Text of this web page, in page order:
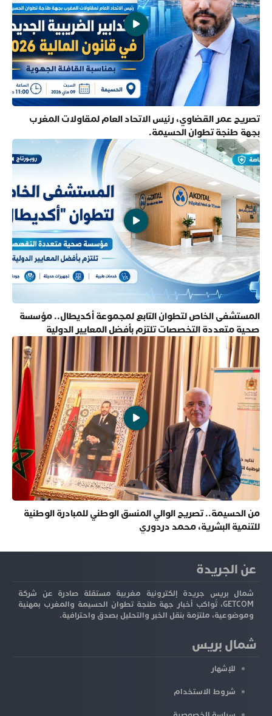
تصريح عمر القضاوي، رئيس الاتحاد العام لمقاولات المغرب
بجهة طنجة تطوان الحسيمة.
المستشفى الخاص لتطوان التابع لمجموعة أكديطال.. مؤسسة
صحية متعددة التخصصات تلتزم بأفضل المعايير الدولية
من الحسيمة.. تصريح الوالي المنسق الوطني للمبادرة الوطنية
للتنمية البشرية، محمد دردوري
عن الجريدة
شمال بريس جريدة إلكترونية مغربية مستقلة صادرة عن شركة
GETCOM، تُواكب أخبار جهة طنجة تطوان الحسيمة والمغرب بمهنية
وموضوعية، ملتزمة بنقل الخبر والتحليل بصدق واحترافية.
شمال بريس
للإشهار
شروط الاستخدام